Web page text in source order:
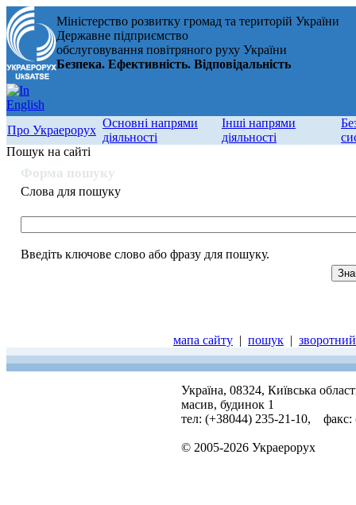
Міністерство розвитку громад та територій України
Державне підприємство
обслуговування повітряного руху України
Безпека. Ефективність. Відповідальність
Про Украерорух
Основні напрями
діяльності
Інші напрями
діяльності
Пошук на сайті
Форма пошуку
Слова для пошуку
Введіть ключове слово або фразу для пошуку.
мапа сайту | пошук |
Україна, 08324, Київська
масив, будинок 1
тел: (+38044) 235-21-10, факс:
© 2005-2026 Украерорух